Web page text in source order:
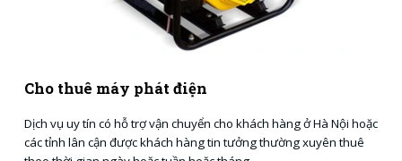
Cho thuê máy phát điện
Dịch vụ uy tín có hỗ trợ vận chuyển cho khách hàng ở Hà Nội hoặc
các tỉnh lân cận được khách hàng tin tưởng thường xuyên thuê